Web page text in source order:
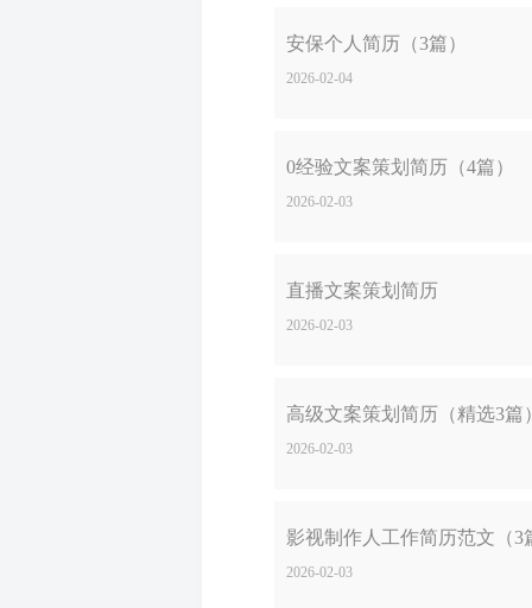
安保个人简历（3篇）
2026-02-04
0经验文案策划简历（4篇）
2026-02-03
直播文案策划简历
2026-02-03
高级文案策划简历（精选3篇
2026-02-03
影视制作人工作简历范文（3
2026-02-03